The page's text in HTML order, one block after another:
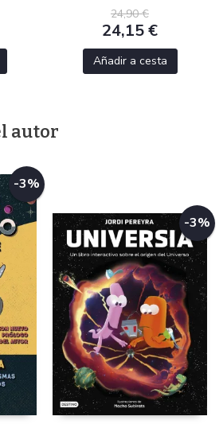
24,90 €
24,15 €
Añadir a cesta
autor
-3%
-3%